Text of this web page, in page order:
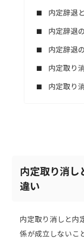
内定辞退
内定辞退
内定辞退
内定取り
内定取り
内定取り消し
違い
内定取り消しと内
係が成立しないこ